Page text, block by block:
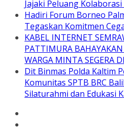
Jajaki Peluang
Hadiri Forum Borneo
Tegaskan Komitmen
KABEL INTERNET
PATTIMURA
WARGA MINTA SEGERA
Dit Binmas Polda Kaltim
Komunitas SPTB BRC
Silaturahmi dan Edukasi